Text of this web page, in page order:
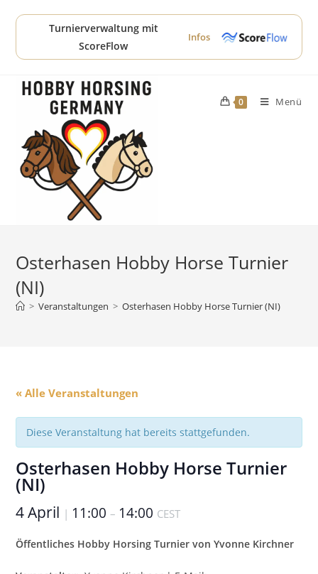
Inhalt
Turnierverwaltung mit
ScoreFlow
Infos
0 Menü
Osterhasen Hobby Horse Turnier
(NI)
> Veranstaltungen > Osterhasen Hobby Horse Turnier (NI)
« Alle Veranstaltungen
Diese Veranstaltung hat bereits stattgefunden.
Osterhasen Hobby Horse Turnier
(NI)
4 April | 11:00– 14:00 CEST
Öffentliches Hobby Horsing Turnier von Yvonne Kirchner